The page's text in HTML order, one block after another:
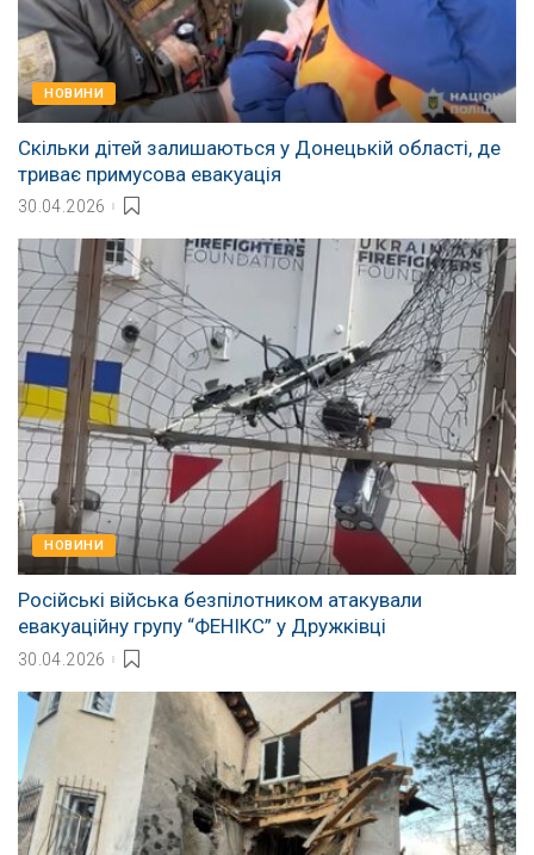
НОВИНИ
Скільки дітей залишаються у Донецькій області, де
триває примусова евакуація
30.04.2026
НОВИНИ
Російські війська безпілотником атакували
евакуаційну групу “ФЕНІКС” у Дружківці
30.04.2026